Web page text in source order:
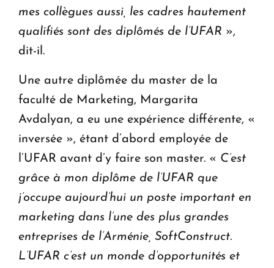
mes collègues aussi, les cadres hautement
qualifiés sont des diplômés de l’UFAR »,
dit-il.
Une autre diplômée du master de la
faculté de Marketing, Margarita
Avdalyan, a eu une expérience différente, «
inversée », étant d’abord employée de
l’UFAR avant d’y faire son master. « C’est
grâce à mon diplôme de l’UFAR que
j’occupe aujourd’hui un poste important en
marketing dans l’une des plus grandes
entreprises de l’Arménie, SoftConstruct.
L’UFAR c’est un monde d’opportunités et